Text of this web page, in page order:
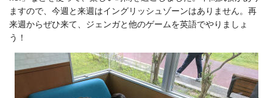
ますので、今週と来週はイングリッシュゾーンはありません。再
来週からぜひ来て、ジェンガと他のゲームを英語でやりましょ
う！